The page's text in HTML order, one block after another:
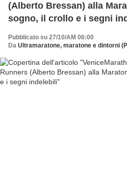
(Alberto Bressan) alla
sogno, il crollo e i segni
Pubblicato su 27/10/AM 06:00
Da Ultramaratone, maratone e dintorni